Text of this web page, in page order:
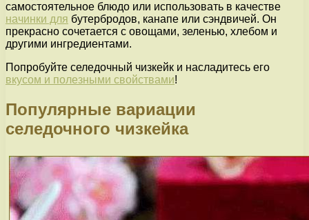
самостоятельное блюдо или использовать в качестве
начинки для бутербродов, канапе или сэндвичей. Он
прекрасно сочетается с овощами, зеленью, хлебом и
другими ингредиентами.
Попробуйте селедочный чизкейк и насладитесь его
вкусом и полезными свойствами!
Популярные вариации
селедочного чизкейка